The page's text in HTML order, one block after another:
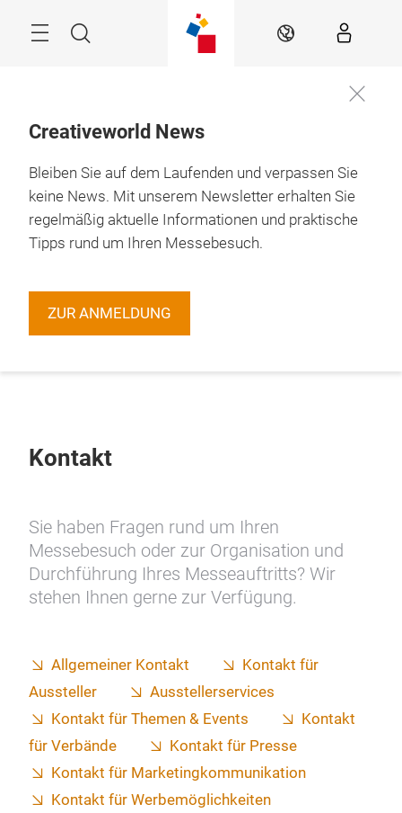
Suche DE
Creativeworld News
Bleiben Sie auf dem Laufenden und verpassen Sie
keine News. Mit unserem Newsletter erhalten Sie
regelmäßig aktuelle Informationen und praktische
Tipps rund um Ihren Messebesuch.
ZUR ANMELDUNG
Kontakt
Sie haben Fragen rund um Ihren
Messebesuch oder zur Organisation und
Durchführung Ihres Messeauftritts? Wir
stehen Ihnen gerne zur Verfügung.
Allgemeiner Kontakt
Kontakt für
Aussteller
Ausstellerservices
Kontakt für Themen & Events
Kontakt
für Verbände
Kontakt für Presse
Kontakt für Marketingkommunikation
Kontakt für Werbemöglichkeiten